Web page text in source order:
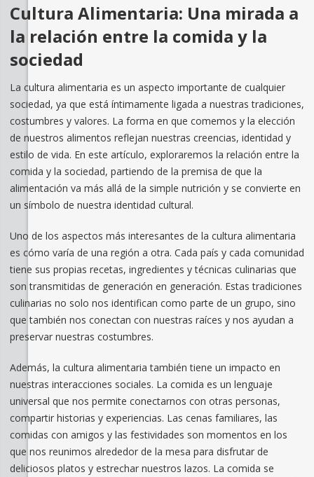
Cultura Alimentaria: Una mirada a
la relación entre la comida y la
sociedad
La cultura alimentaria es un aspecto importante de cualquier
sociedad, ya que está íntimamente ligada a nuestras tradiciones,
costumbres y valores. La forma en que comemos y la elección
de nuestros alimentos reflejan nuestras creencias, identidad y
estilo de vida. En este artículo, exploraremos la relación entre la
comida y la sociedad, partiendo de la premisa de que la
alimentación va más allá de la simple nutrición y se convierte en
un símbolo de nuestra identidad cultural.
Uno de los aspectos más interesantes de la cultura alimentaria
es cómo varía de una región a otra. Cada país y cada comunidad
tiene sus propias recetas, ingredientes y técnicas culinarias que
son transmitidas de generación en generación. Estas tradiciones
culinarias no solo nos identifican como parte de un grupo, sino
que también nos conectan con nuestras raíces y nos ayudan a
preservar nuestras costumbres.
Además, la cultura alimentaria también tiene un impacto en
nuestras interacciones sociales. La comida es un lenguaje
universal que nos permite conectarnos con otras personas,
compartir historias y experiencias. Las cenas familiares, las
comidas con amigos y las festividades son momentos en los
que nos reunimos alrededor de la mesa para disfrutar de
deliciosos platos y estrechar nuestros lazos. La comida se